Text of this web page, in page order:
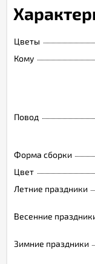
Цветы
Кому
Повод
Форма сборки
Цвет
Летние праздники
Весенние
Зимние праздники